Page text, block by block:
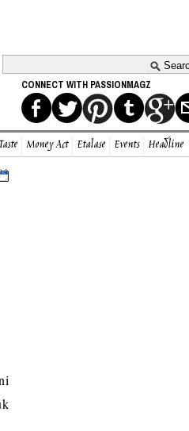
CONNECT WITH PASSIONMAGZ
Money Act Etalase Events Headline